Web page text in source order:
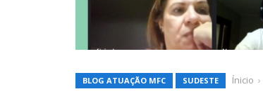
BLOG ATUAÇÃO MFC SUDESTE Ínicio